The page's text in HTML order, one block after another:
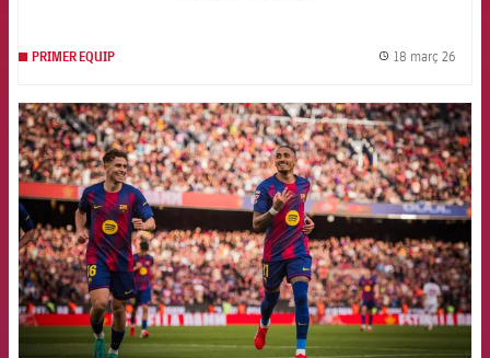
PRIMER EQUIP 18 març 26
FCB Barcelona badge